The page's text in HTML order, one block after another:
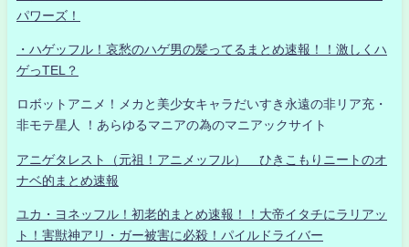
パワーズ！
・ハゲッフル！哀愁のハゲ男の髪ってるまとめ速報！！激しくハ
ゲっTEL？
ロボットアニメ！メカと美少女キャラだいすき永遠の非リア充・
非モテ星人 ！あらゆるマニアの為のマニアックサイト
アニゲタレスト（元祖！アニメッフル） ひきこもりニートのオ
ナベ的まとめ速報
ユカ・ヨネッフル！初老的まとめ速報！！大帝イタチにラリアッ
ト！害獣神アリ・ガー被害に必殺！パイルドライバー